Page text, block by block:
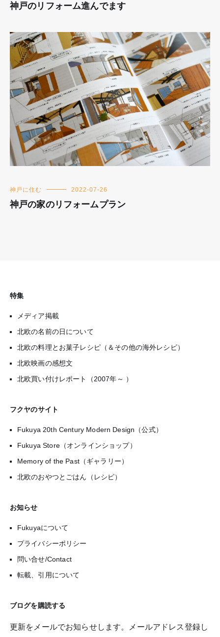
神戸のリフォーム進んでます
神戸に住む 2022-07-26
神戸の家のリフォームプラン
特集
メディア掲載
北欧の名前の日について
北欧の料理とお菓子レシピ（＆その他の海外レシピ）
北欧映画の感想文
北欧買い付けレポート（2007年～ ）
フクヤのサイト
Fukuya 20th Century Modern Design（公式）
Fukuya Store（オンラインショップ）
Memory of the Past（ギャラリー）
北欧のおやつとごはん（レシピ）
お知らせ
Fukuyaについて
プライバシーポリシー
問い合せ/Contact
転載、引用について
ブログを購読する
更新をメールでお知らせします。メールアドレス登録し